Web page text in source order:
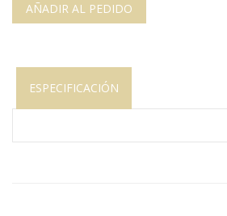
AÑADIR AL PEDIDO
ESPECIFICACIÓN